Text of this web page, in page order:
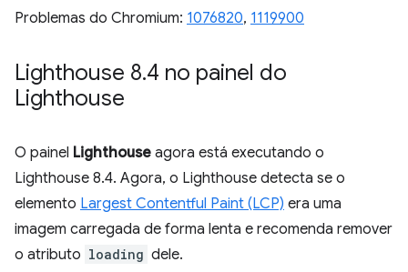
Problemas do Chromium: 1076820, 1119900
Lighthouse 8.4 no painel do
Lighthouse
O painel Lighthouse agora está executando o
Lighthouse 8.4. Agora, o Lighthouse detecta se o
elemento Largest Contentful Paint (LCP) era uma
imagem carregada de forma lenta e recomenda remover
o atributo loading dele.